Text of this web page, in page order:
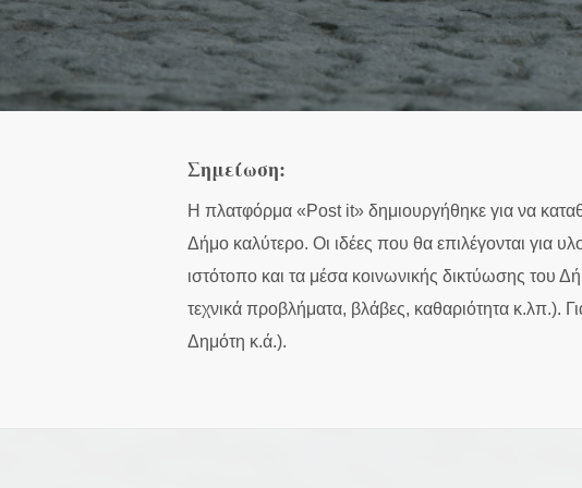
πλαι του δρομου
Ιόλα –
χώρων σκίασης
πολύ στενό και
καρο
Σημείωση:
Η πλατφόρμα «Post it» δημιουργήθηκε για να
Δήμο καλύτερο. Οι ιδέες που θα επιλέγονται
ιστότοπο και τα μέσα κοινωνικής δικτύωσης
τεχνικά προβλήματα, βλάβες, καθαριότητα κ.λπ.).
Δημότη κ.ά.).